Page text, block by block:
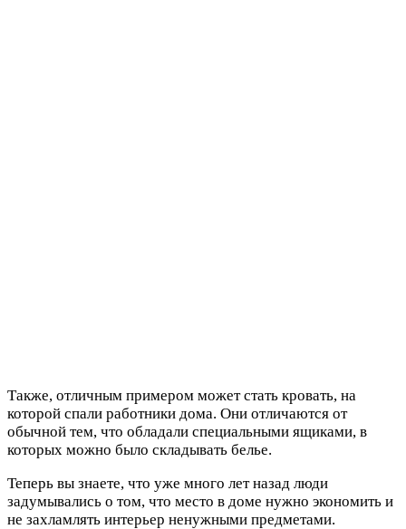
Также, отличным примером может стать кровать, на
которой спали работники дома. Они отличаются от
обычной тем, что обладали специальными ящиками, в
которых можно было складывать белье.
Теперь вы знаете, что уже много лет назад люди
задумывались о том, что место в доме нужно экономить и
не захламлять интерьер ненужными предметами.